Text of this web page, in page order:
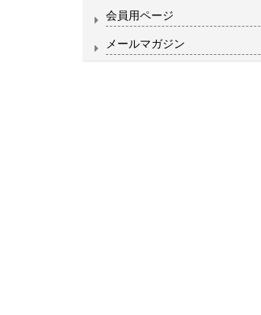
会員用ページ
メールマガジン